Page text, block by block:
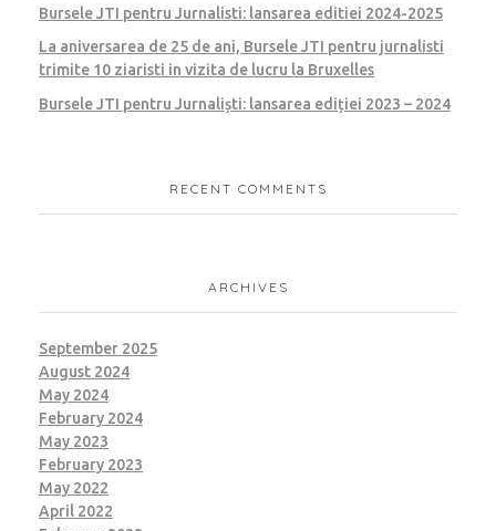
Bursele JTI pentru Jurnalisti: lansarea editiei 2024-2025
La aniversarea de 25 de ani, Bursele JTI pentru jurnalisti
trimite 10 ziaristi in vizita de lucru la Bruxelles
Bursele JTI pentru Jurnaliști: lansarea ediției 2023 – 2024
RECENT COMMENTS
ARCHIVES
September 2025
August 2024
May 2024
February 2024
May 2023
February 2023
May 2022
April 2022